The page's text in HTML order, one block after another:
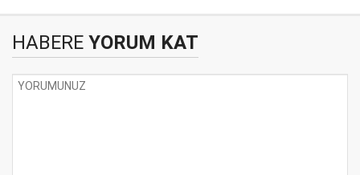
HABERE YORUM KAT